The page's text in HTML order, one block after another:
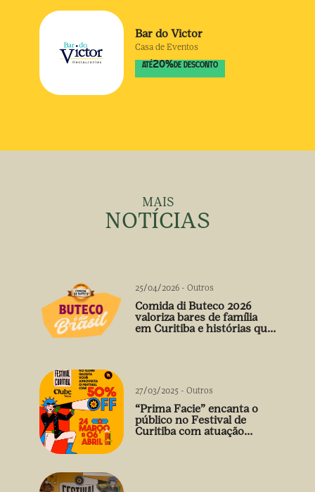
Bar do Victor
Casa de Eventos
ATÉ20% DE DESCONTO
MAIS
NOTÍCIAS
25/04/2026 - Outros
Comida di Buteco 2026
valoriza bares de família
em Curitiba e histórias que
27/03/2025 - Outros
“Prima Facie” encanta o
público no Festival de
Curitiba com atuação